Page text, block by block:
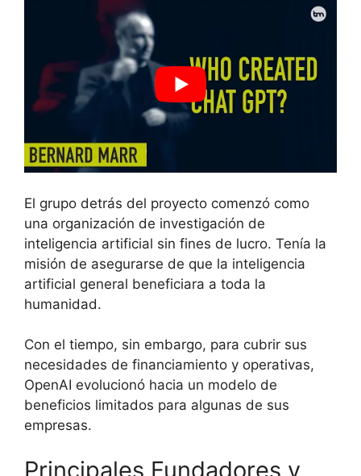
El grupo detrás del proyecto comenzó como
una organización de investigación de
inteligencia artificial sin fines de lucro. Tenía la
misión de asegurarse de que la inteligencia
artificial general beneficiara a toda la
humanidad.
Con el tiempo, sin embargo, para cubrir sus
necesidades de financiamiento y operativas,
OpenAI evolucionó hacia un modelo de
beneficios limitados para algunas de sus
empresas.
Principales Fundadores y